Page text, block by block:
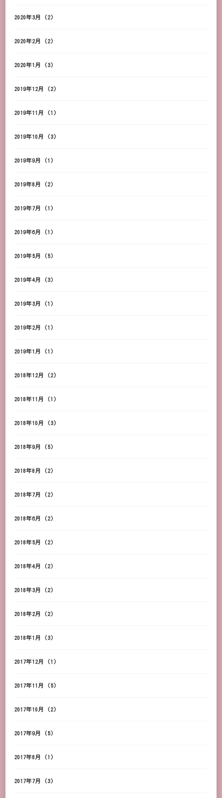
2020年3月 (2)
2020年2月 (2)
2020年1月 (3)
2019年12月 (2)
2019年11月 (1)
2019年10月 (3)
2019年9月 (1)
2019年8月 (2)
2019年7月 (1)
2019年6月 (1)
2019年5月 (5)
2019年4月 (3)
2019年3月 (1)
2019年2月 (1)
2019年1月 (1)
2018年12月 (2)
2018年11月 (1)
2018年10月 (3)
2018年9月 (5)
2018年8月 (2)
2018年7月 (2)
2018年6月 (2)
2018年5月 (2)
2018年4月 (2)
2018年3月 (2)
2018年2月 (2)
2018年1月 (3)
2017年12月 (1)
2017年11月 (5)
2017年10月 (2)
2017年9月 (5)
2017年8月 (1)
2017年7月 (3)